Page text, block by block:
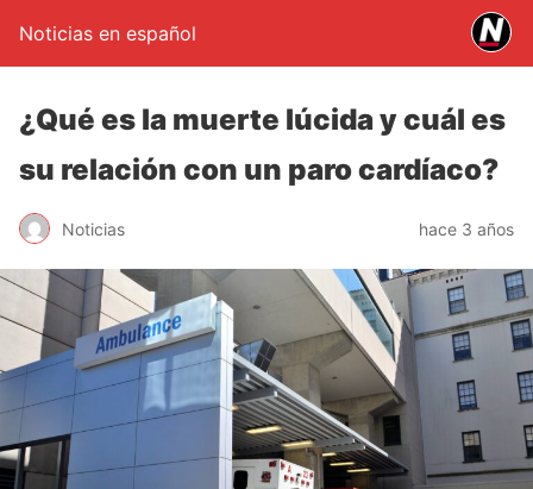
Noticias en español
¿Qué es la muerte lúcida y cuál es
su relación con un paro cardíaco?
Noticias hace 3 años